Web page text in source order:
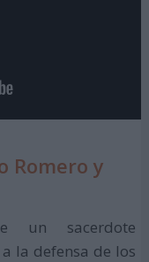
Romero y
un sacerdote
la defensa de los